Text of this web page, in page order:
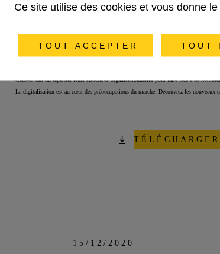
Ceux-ci ont dû repenser leurs structures organisationnelles pour faire face à de
La digitalisation est au cœur des préoccupations du marché. Découvrez les nouveaux
15/12/2020
Ce site utilise des cookies et vous donne
TOUT ACCEPTER TOUT